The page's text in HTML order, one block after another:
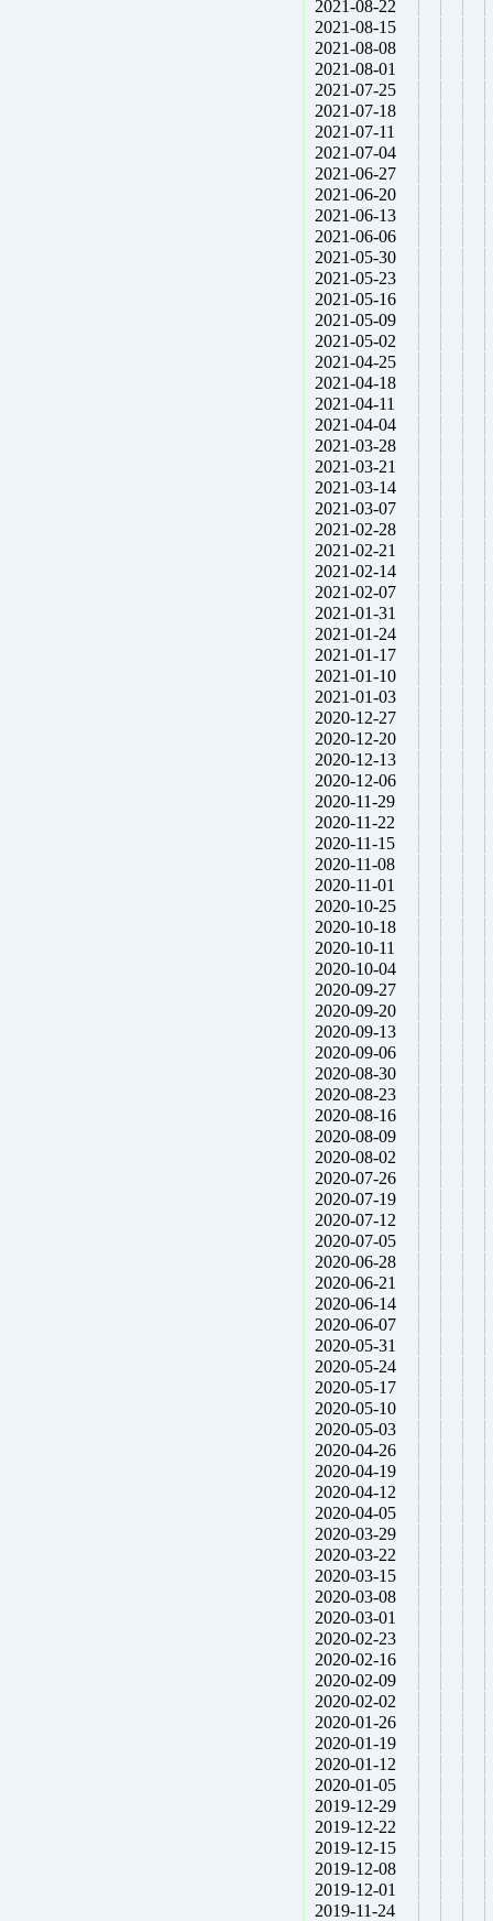
2021-08-22
2021-08-15
2021-08-08
2021-08-01
2021-07-25
2021-07-18
2021-07-11
2021-07-04
2021-06-27
2021-06-20
2021-06-13
2021-06-06
2021-05-30
2021-05-23
2021-05-16
2021-05-09
2021-05-02
2021-04-25
2021-04-18
2021-04-11
2021-04-04
2021-03-28
2021-03-21
2021-03-14
2021-03-07
2021-02-28
2021-02-21
2021-02-14
2021-02-07
2021-01-31
2021-01-24
2021-01-17
2021-01-10
2021-01-03
2020-12-27
2020-12-20
2020-12-13
2020-12-06
2020-11-29
2020-11-22
2020-11-15
2020-11-08
2020-11-01
2020-10-25
2020-10-18
2020-10-11
2020-10-04
2020-09-27
2020-09-20
2020-09-13
2020-09-06
2020-08-30
2020-08-23
2020-08-16
2020-08-09
2020-08-02
2020-07-26
2020-07-19
2020-07-12
2020-07-05
2020-06-28
2020-06-21
2020-06-14
2020-06-07
2020-05-31
2020-05-24
2020-05-17
2020-05-10
2020-05-03
2020-04-26
2020-04-19
2020-04-12
2020-04-05
2020-03-29
2020-03-22
2020-03-15
2020-03-08
2020-03-01
2020-02-23
2020-02-16
2020-02-09
2020-02-02
2020-01-26
2020-01-19
2020-01-12
2020-01-05
2019-12-29
2019-12-22
2019-12-15
2019-12-08
2019-12-01
2019-11-24